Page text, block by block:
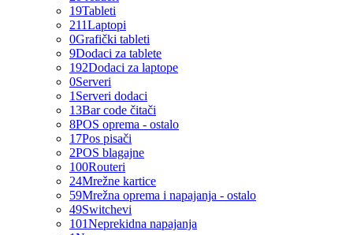
19Tableti
211Laptopi
0Grafički tableti
9Dodaci za tablete
192Dodaci za laptope
0Serveri
1 Serveri dodaci
13Bar code čitači
8POS oprema - ostalo
17Pos pisači
2POS blagajne
100Routeri
24Mrežne kartice
59Mrežna oprema i napajanja - ostalo
49Switchevi
101Neprekidna napajanja